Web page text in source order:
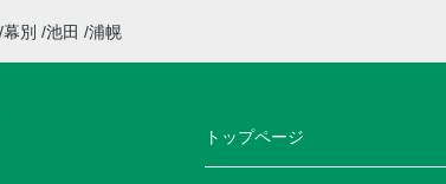
幕別 池田 浦幌
トップページ